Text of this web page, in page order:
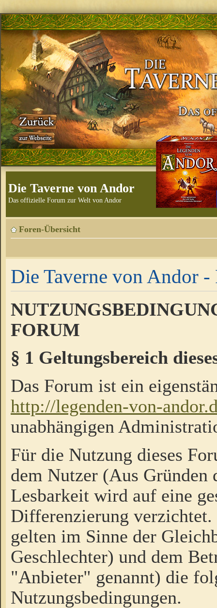
Die Taverne von Andor
Das offizielle Forum zur Welt von Andor
Foren-Übersicht
Die Taverne von Andor -
FORUM
§ 1 Geltungsbereich
Das Forum ist ein
http://legenden-von-
unabhängigen
Für die Nutzung dieses
dem Nutzer (Aus Gründen
Lesbarkeit wird auf eine
Differenzierung
gelten im Sinne der
Geschlechter) und dem
"Anbieter" genannt) die
Nutzungsbedingungen.